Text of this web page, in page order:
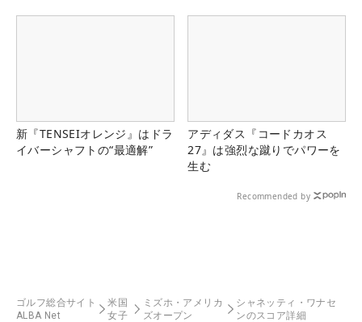
新『TENSEIオレンジ』はドラ
イバーシャフトの“最適解”
アディダス『コードカオス
27』は強烈な蹴りでパワーを
生む
Recommended by
ゴルフ総合サイト
ALBA Net
米国
女子
ミズホ・アメリカ
ズオープン
シャネッティ・ワナセ
ンのスコア詳細